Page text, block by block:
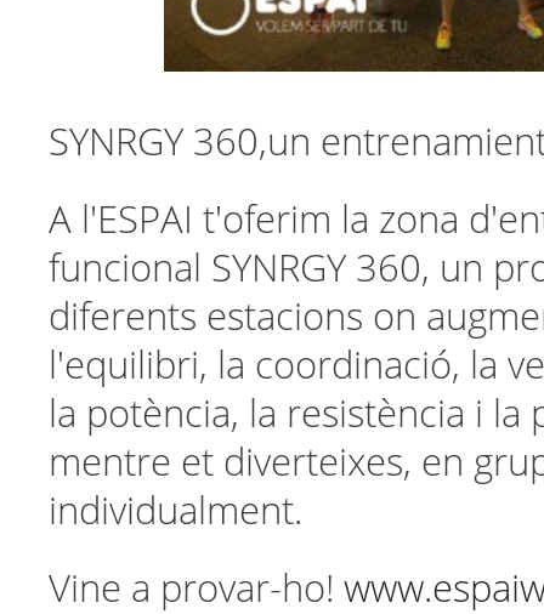
SYNRGY 360,un
A l'ESPAI t'oferim la zona
funcional SYNRGY 360, un
diferents estacions on
l'equilibri, la coordinació, la
la potència, la resistència i la
mentre et diverteixes, en
individualment.
Vine a provar-ho!